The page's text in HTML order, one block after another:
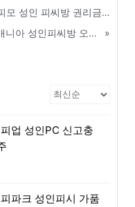
금 없는 A급 급매물 당일 거래 - 완도
하게 받는 가오픈 마케팅 전략 - 여주 »
업 성인PC 신고충
파크 성인피시 가품